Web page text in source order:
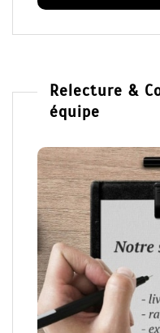
Relecture &
équipe